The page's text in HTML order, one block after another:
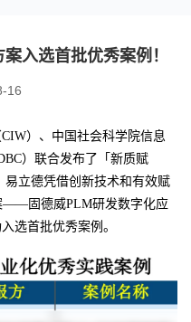
入选首批优秀案例！
16
）、中国社会科学院信息
）联合发布了「新质赋
易立德凭借创新技术和有效赋
固德威PLM研发数字化应
选首批优秀案例。